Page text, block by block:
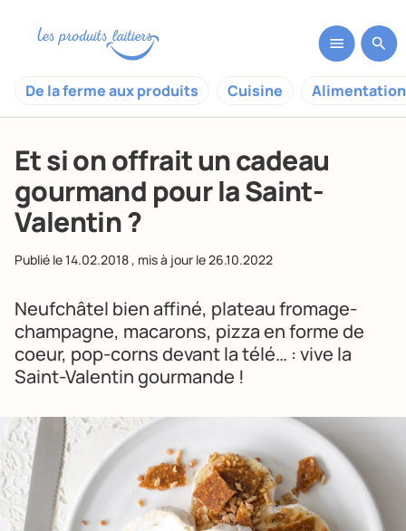
De la ferme aux produits Cuisine
Et si on offrait un cadeau
gourmand pour la Saint-
Valentin ?
Publié le14.02.2018, mis à jour le26.10.2022
Neufchâtel bien affiné, plateau fromage-
champagne, macarons, pizza en forme de
coeur, pop-corns devant la télé… : vive la
Saint-Valentin gourmande !